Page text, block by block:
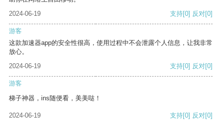
2024-06-19
支持[0] 反对[0]
游客
这款加速器app的安全性很高，使用过程中不会泄露个人信息，让我非常
放心。
2024-06-19
支持[0] 反对[0]
游客
梯子神器，ins随便看，美美哒！
2024-06-19 支持[0] 反对[0]